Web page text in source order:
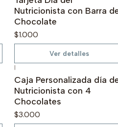
Nutricionista con Barra
Chocolate
$1.000
Ver detalles
|
Caja Personalizada día
Nutricionista con 4
Chocolates
$3.000